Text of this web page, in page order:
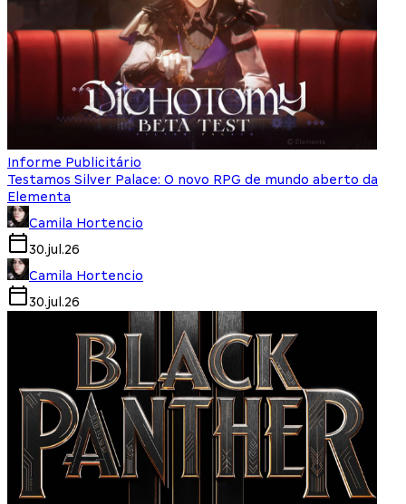
Informe Publicitário
Testamos Silver Palace: O novo RPG de mundo aberto da
Elementa
Camila Hortencio
30.jul.26
Camila Hortencio
30.jul.26